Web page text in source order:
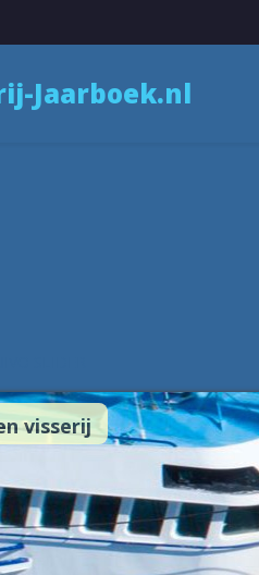
Jaarboek.nl
visserij